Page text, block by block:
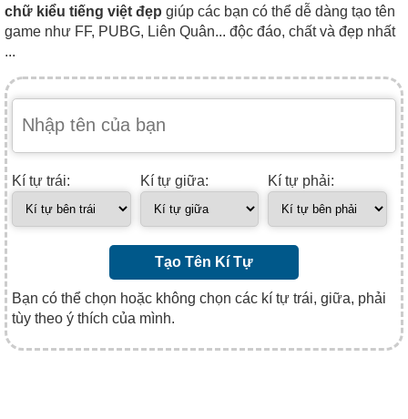
chữ kiểu tiếng việt đẹp giúp các bạn có thể dễ dàng tạo tên
game như FF, PUBG, Liên Quân... độc đáo, chất và đẹp nhất
...
Kí tự trái: Kí tự giữa: Kí tự phải:
Tạo Tên Kí Tự
Bạn có thể chọn hoặc không chọn các kí tự trái, giữa, phải
tùy theo ý thích của mình.